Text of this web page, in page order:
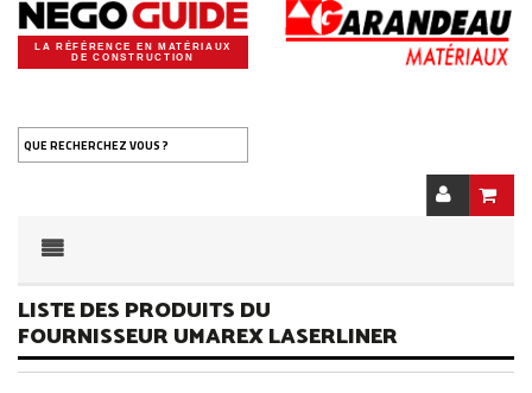
LA RÉFÉRENCE EN MATÉRIAUX
DE CONSTRUCTION
QUE RECHERCHEZ VOUS ?
LISTE DES PRODUITS DU
FOURNISSEUR UMAREX LASERLINER